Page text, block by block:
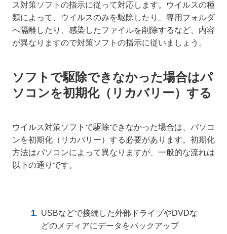
ス対策ソフトの指示に従って対応します。ウイルスの種
類によって、ウイルスのみを駆除したり、専用フォルダ
へ隔離したり、感染したファイルを削除するなど、内容
が異なりますので対策ソフトの指示に従いましょう。
ソフトで駆除できなかった場合はパ
ソコンを初期化（リカバリー）する
ウイルス対策ソフトで駆除できなかった場合は、パソコ
ンを初期化（リカバリー）する必要があります。初期化
方法はパソコンによって異なりますが、一般的な流れは
以下の通りです。
USBなどで接続した外部ドライブやDVDな
どのメディアにデータをバックアップ